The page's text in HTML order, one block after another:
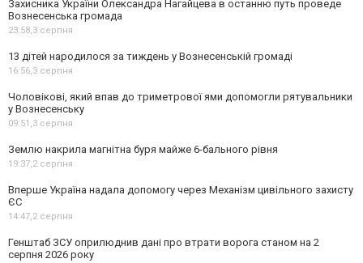
Захисника України Олександра Нагайцева в останню путь проведе
Вознесенська громада
23:58,3 серпня
13 дітей народилося за тиждень у Вознесенській громаді
16:56,3 серпня
Чоловікові, який впав до триметрової ями допомогли рятувальники
у Вознесенську
09:51,3 серпня
Землю накрила магнітна буря майже 6-бального рівня
19:37,2 серпня
Вперше Україна надала допомогу через Механізм цивільного захисту
ЄС
14:47,2 серпня
Генштаб ЗСУ оприлюднив дані про втрати ворога станом на 2
серпня 2026 року